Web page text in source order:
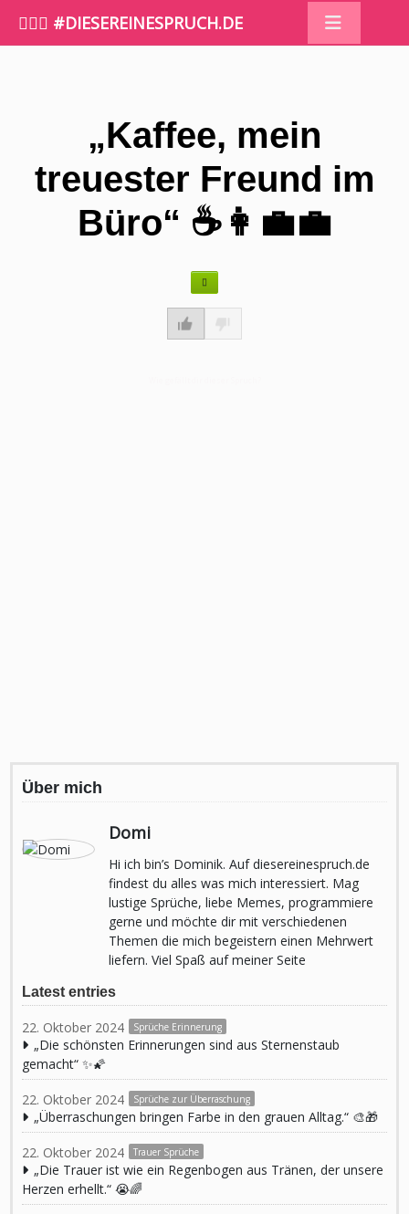
🤷🏼‍♀️ #DIESEREINESPRUCH.DE
„Kaffee, mein
treuester Freund im
Büro“ ☕️👩‍💼💼
Über mich
Domi
Hi ich bin’s Dominik. Auf diesereinespruch.de
findest du alles was mich interessiert. Mag
lustige Sprüche, liebe Memes, programmiere
gerne und möchte dir mit verschiedenen
Themen die mich begeistern einen Mehrwert
liefern. Viel Spaß auf meiner Seite
Latest entries
22. Oktober 2024 Sprüche Erinnerung
„Die schönsten Erinnerungen sind aus Sternenstaub
gemacht“ ✨🌠
22. Oktober 2024 Sprüche zur Überraschung
„Überraschungen bringen Farbe in den grauen Alltag.“ 🎨🎁
22. Oktober 2024 Trauer Sprüche
„Die Trauer ist wie ein Regenbogen aus Tränen, der unsere
Herzen erhellt.“ 😭🌈